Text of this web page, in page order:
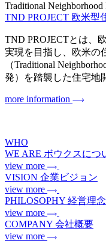
Traditional Neighborhood
TND PROJECT 欧米型
TND PROJECTとは、
実現を目指し、欧米の
（Traditional
発）を踏襲した住宅地
more information
WHO
WE ARE ボウクスにつ
view more
VISION 企業ビジョン
view more
PHILOSOPHY 経営理念
view more
COMPANY 会社概要
view more